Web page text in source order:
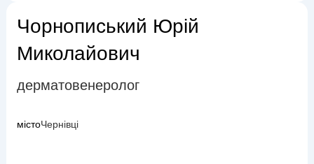
Чорнописький Юрій
Миколайович
дерматовенеролог
містоЧернівці